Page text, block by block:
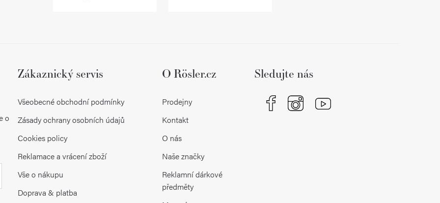
ý
i
s
u
o
Zákaznický servis
Všeobecné obchodní podmínky
Zásady ochrany osobních údajů
Cookies policy
Reklamace a vrácení zboží
Vše o nákupu
Doprava & platba
O Rösler.cz
Prodejny
Kontakt
O nás
Naše značky
Reklamní dárkové
předměty
Sledujte nás